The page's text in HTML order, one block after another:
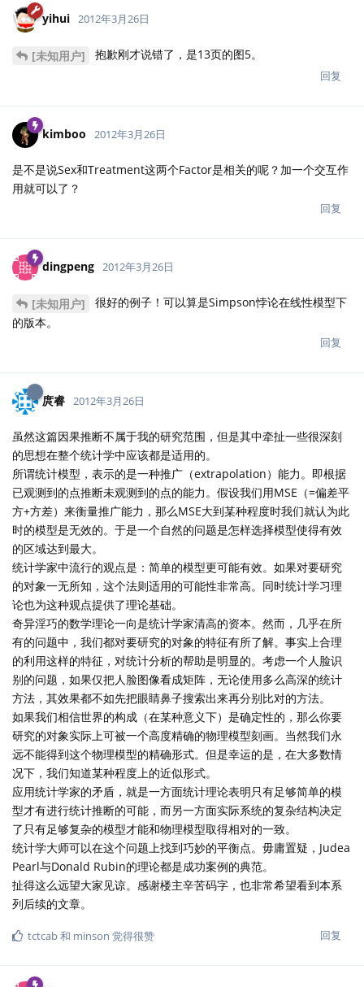
yihui 2012年3月26日
[未知用户] 抱歉刚才说错了，是13页的图5。
回复
kimboo 2012年3月26日
是不是说Sex和Treatment这两个Factor是相关的呢？加一个交互作
用就可以了？
回复
dingpeng 2012年3月26日
[未知用户]
很好的例子！可以算是Simpson悖论在线性模型下
的版本。
回复
庹睿 2012年3月26日
虽然这篇因果推断不属于我的研究范围，但是其中牵扯一些很深刻
的思想在整个统计学中应该都是适用的。
所谓统计模型，表示的是一种推广（extrapolation）能力。即根据
已观测到的点推断未观测到的点的能力。假设我们用MSE（=偏差平
方+方差）来衡量推广能力，那么MSE大到某种程度时我们就认为此
时的模型是无效的。于是一个自然的问题是怎样选择模型使得有效
的区域达到最大。
统计学家中流行的观点是：简单的模型更可能有效。如果对要研究
的对象一无所知，这个法则适用的可能性非常高。同时统计学习理
论也为这种观点提供了理论基础。
奇异淫巧的数学理论一向是统计学家清高的资本。然而，几乎在所
有的问题中，我们都对要研究的对象的特征有所了解。事实上合理
的利用这样的特征，对统计分析的帮助是明显的。考虑一个人脸识
别的问题，如果仅把人脸图像看成矩阵，无论使用多么高深的统计
方法，其效果都不如先把眼睛鼻子搜索出来再分别比对的方法。
如果我们相信世界的构成（在某种意义下）是确定性的，那么你要
研究的对象实际上可被一个高度精确的物理模型刻画。当然我们永
远不能得到这个物理模型的精确形式。但是幸运的是，在大多数情
况下，我们知道某种程度上的近似形式。
应用统计学家的矛盾，就是一方面统计理论表明只有足够简单的模
型才有进行统计推断的可能，而另一方面实际系统的复杂结构决定
了只有足够复杂的模型才能和物理模型取得相对的一致。
统计学大师可以在这个问题上找到巧妙的平衡点。毋庸置疑，Judea
Pearl与Donald Rubin的理论都是成功案例的典范。
扯得这么远望大家见谅。感谢楼主辛苦码字，也非常希望看到本系
列后续的文章。
回复
tctcab和 minson 觉得很赞